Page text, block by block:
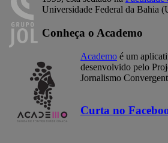
Universidade Federal da Bahia
Conheça o Academo
Academo é um
desenvolvido pelo
Jornalismo
Curta no